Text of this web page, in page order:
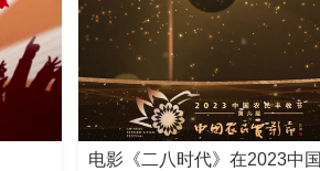
电影《二八时代》在2023中国